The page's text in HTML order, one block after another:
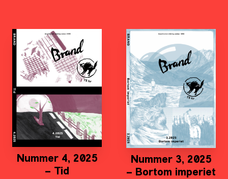
Nummer 4, 2025
– Tid
Nummer 3, 2025
– Bortom imperiet